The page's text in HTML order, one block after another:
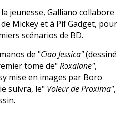
jeunesse, Galliano collabore
Mickey et à Pif Gadget, pour
scénarios de BD.
de "Ciao Jessica"(dessiné
tome de" Roxalane",
mise en images par Boro
suivra, le" Voleur de Proxima",